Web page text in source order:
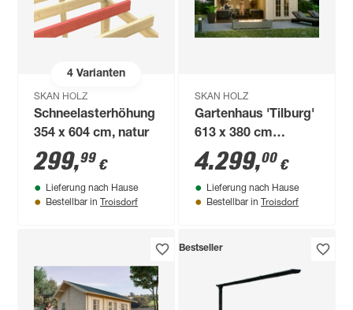
4Varianten
SKAN HOLZ
Schneelasterhöhung
354 x 604 cm, natur
299,99 €
Lieferung nach Hause
Bestellbar in Troisdorf
SKAN HOLZ
Gartenhaus 'Tilburg'
613 x 380 cm
fichtefarben
4.299,00 €
Lieferung nach Hause
Bestellbar in Troisdorf
Bestseller